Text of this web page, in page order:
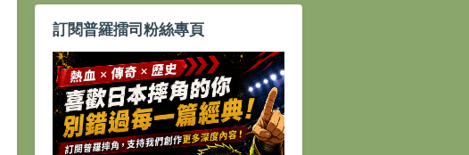
訂閱普羅擂司粉絲專頁